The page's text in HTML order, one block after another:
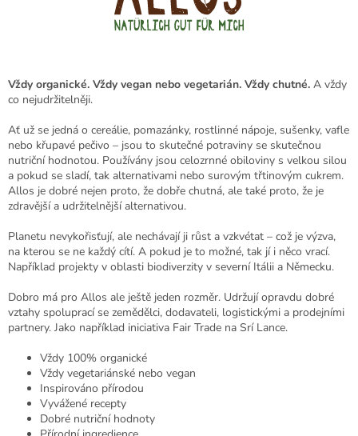
Vždy organické. Vždy vegan nebo vegetarián. Vždy chutné. A vždy
co nejudržitelněji.
Ať už se jedná o cereálie, pomazánky, rostlinné nápoje, sušenky, vafle
nebo křupavé pečivo – jsou to skutečné potraviny se skutečnou
nutriční hodnotou. Používány jsou celozrnné obiloviny s velkou silou
a pokud se sladí, tak alternativami nebo surovým třtinovým cukrem.
Allos je dobré nejen proto, že dobře chutná, ale také proto, že je
zdravější a udržitelnější alternativou.
Planetu nevykořisťují, ale nechávají ji růst a vzkvétat – což je výzva,
na kterou se ne každý cítí. A pokud je to možné, tak jí i něco vrací.
Například projekty v oblasti biodiverzity v severní Itálii a Německu.
Dobro má pro Allos ale ještě jeden rozměr. Udržují opravdu dobré
vztahy spoluprací se zemědělci, dodavateli, logistickými a prodejními
partnery. Jako například iniciativa Fair Trade na Srí Lance.
Vždy 100% organické
Vždy vegetariánské nebo vegan
Inspirováno přírodou
Vyvážené recepty
Dobré nutriční hodnoty